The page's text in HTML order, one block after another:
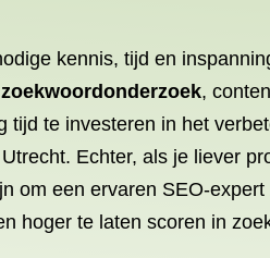
kennis, tijd en
zoekwoordonderzoek,
te investeren in het
Echter, als je liever
om een ervaren SEO-
hoger te laten scoren in